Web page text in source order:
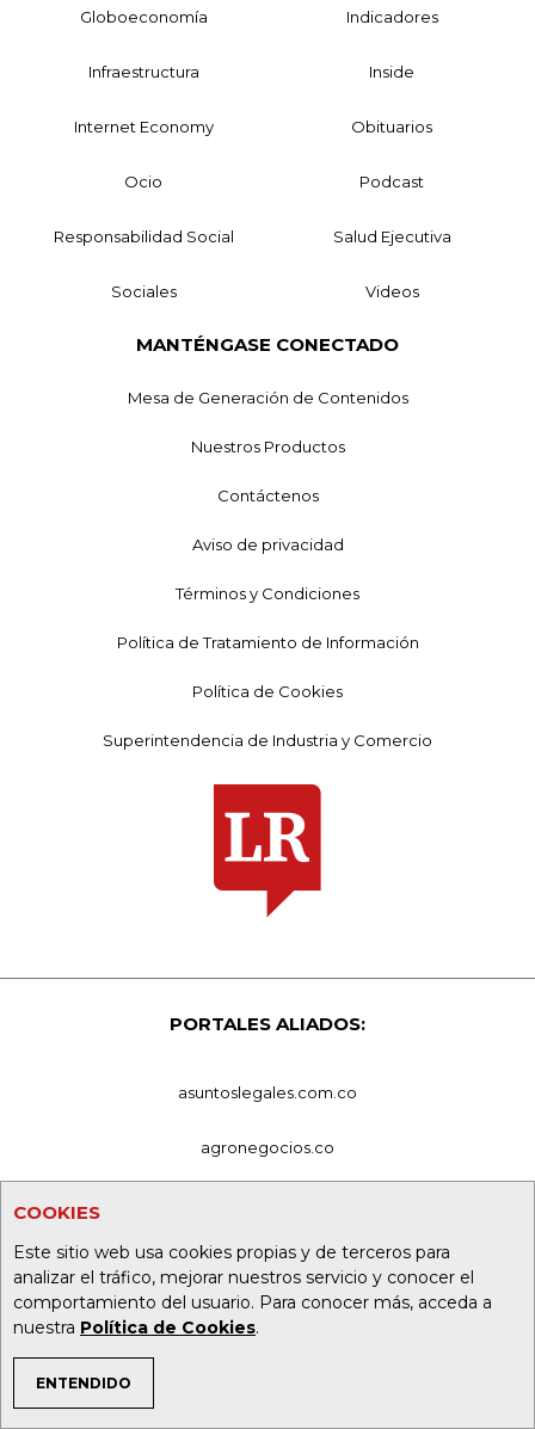
COOKIES
Este sitio web usa cookies propias y de terceros para
analizar el tráfico, mejorar nuestros servicio y conocer el
comportamiento del usuario. Para conocer más, acceda a
nuestra Política de Cookies.
ENTENDIDO
TEMAS DE INTERÉS
Globoeconomía Indicadores
Infraestructura Inside
Internet Economy Obituarios
Ocio Podcast
Responsabilidad Social Salud Ejecutiva
Sociales Videos
MANTÉNGASE CONECTADO
Mesa de Generación de Contenidos
Nuestros Productos
Contáctenos
Aviso de privacidad
Términos y Condiciones
Política de Tratamiento de Información
Política de Cookies
Superintendencia de Industria y Comercio
PORTALES ALIADOS:
asuntoslegales.com.co
agronegocios.co
firmasdeabogados.com
bolsaencolombia.com